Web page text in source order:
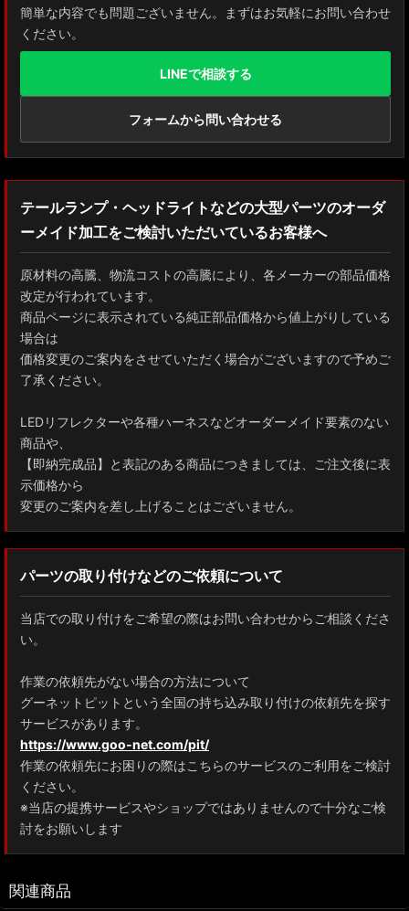
簡単な内容でも問題ございません。まずはお気軽にお問い合わせ
ください。
LINEで相談する
フォームから問い合わせる
テールランプ・ヘッドライトなどの大型パーツのオーダ
ーメイド加工をご検討いただいているお客様へ
原材料の高騰、物流コストの高騰により、各メーカーの部品価格
改定が行われています。
商品ページに表示されている純正部品価格から値上がりしている
場合は
価格変更のご案内をさせていただく場合がございますので予めご
了承ください。
LEDリフレクターや各種ハーネスなどオーダーメイド要素のない
商品や、
【即納完成品】と表記のある商品につきましては、ご注文後に表
示価格から
変更のご案内を差し上げることはございません。
パーツの取り付けなどのご依頼について
当店での取り付けをご希望の際はお問い合わせからご相談くださ
い。
作業の依頼先がない場合の方法について
グーネットピットという全国の持ち込み取り付けの依頼先を探す
サービスがあります。
https://www.goo-net.com/pit/
作業の依頼先にお困りの際はこちらのサービスのご利用をご検討
ください。
※当店の提携サービスやショップではありませんので十分なご検
討をお願いします
関連商品